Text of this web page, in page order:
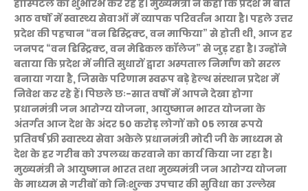
हॉस्पिटल का शुभारंभ कर रहे हैं। मुख्यमंत्री ने कहा कि प्रदेश में बीते
आठ वर्षों में स्वास्थ्य सेवाओं में व्यापक परिवर्तन आया है। पहले उत्तर
प्रदेश की पहचान “वन डिस्ट्रिक्ट, वन माफिया” से होती थी, आज हर
जनपद “वन डिस्ट्रिक्ट, वन मेडिकल कॉलेज” से जुड़ रहा है। उन्होंने
बताया कि प्रदेश में नीति सुधारों द्वारा अस्पताल निर्माण को सरल
बनाया गया है, जिसके परिणाम स्वरूप बड़े हेल्थ संस्थान प्रदेश में
निवेश कर रहे हैं। पिछले छः-सात वर्षों में आपने देखा होगा
प्रधानमंत्री जन आरोग्य योजना, आयुष्मान भारत योजना के
अंतर्गत आज देश के अंदर 50 करोड़ लोगों को 05 लाख रूपये
प्रतिवर्ष फ्री स्वास्थ्य सेवा अकेले प्रधानमंत्री मोदी जी के माध्यम से
देश के हर गरीब को उपलब्ध करवाने का कार्य किया जा रहा है।
मुख्यमंत्री ने आयुष्मान भारत तथा मुख्यमंत्री जन आरोग्य योजना
के माध्यम से गरीबों को निःशुल्क उपचार की सुविधा का उल्लेख